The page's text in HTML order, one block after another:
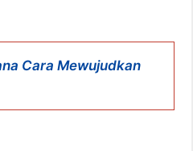
Cara Mewujudkan